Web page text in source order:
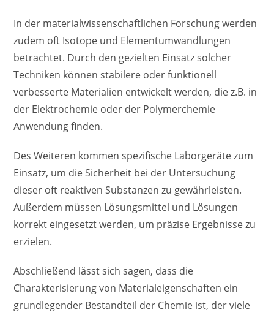
In der materialwissenschaftlichen Forschung werden
zudem oft Isotope und Elementumwandlungen
betrachtet. Durch den gezielten Einsatz solcher
Techniken können stabilere oder funktionell
verbesserte Materialien entwickelt werden, die z.B. in
der Elektrochemie oder der Polymerchemie
Anwendung finden.
Des Weiteren kommen spezifische Laborgeräte zum
Einsatz, um die Sicherheit bei der Untersuchung
dieser oft reaktiven Substanzen zu gewährleisten.
Außerdem müssen Lösungsmittel und Lösungen
korrekt eingesetzt werden, um präzise Ergebnisse zu
erzielen.
Abschließend lässt sich sagen, dass die
Charakterisierung von Materialeigenschaften ein
grundlegender Bestandteil der Chemie ist, der viele